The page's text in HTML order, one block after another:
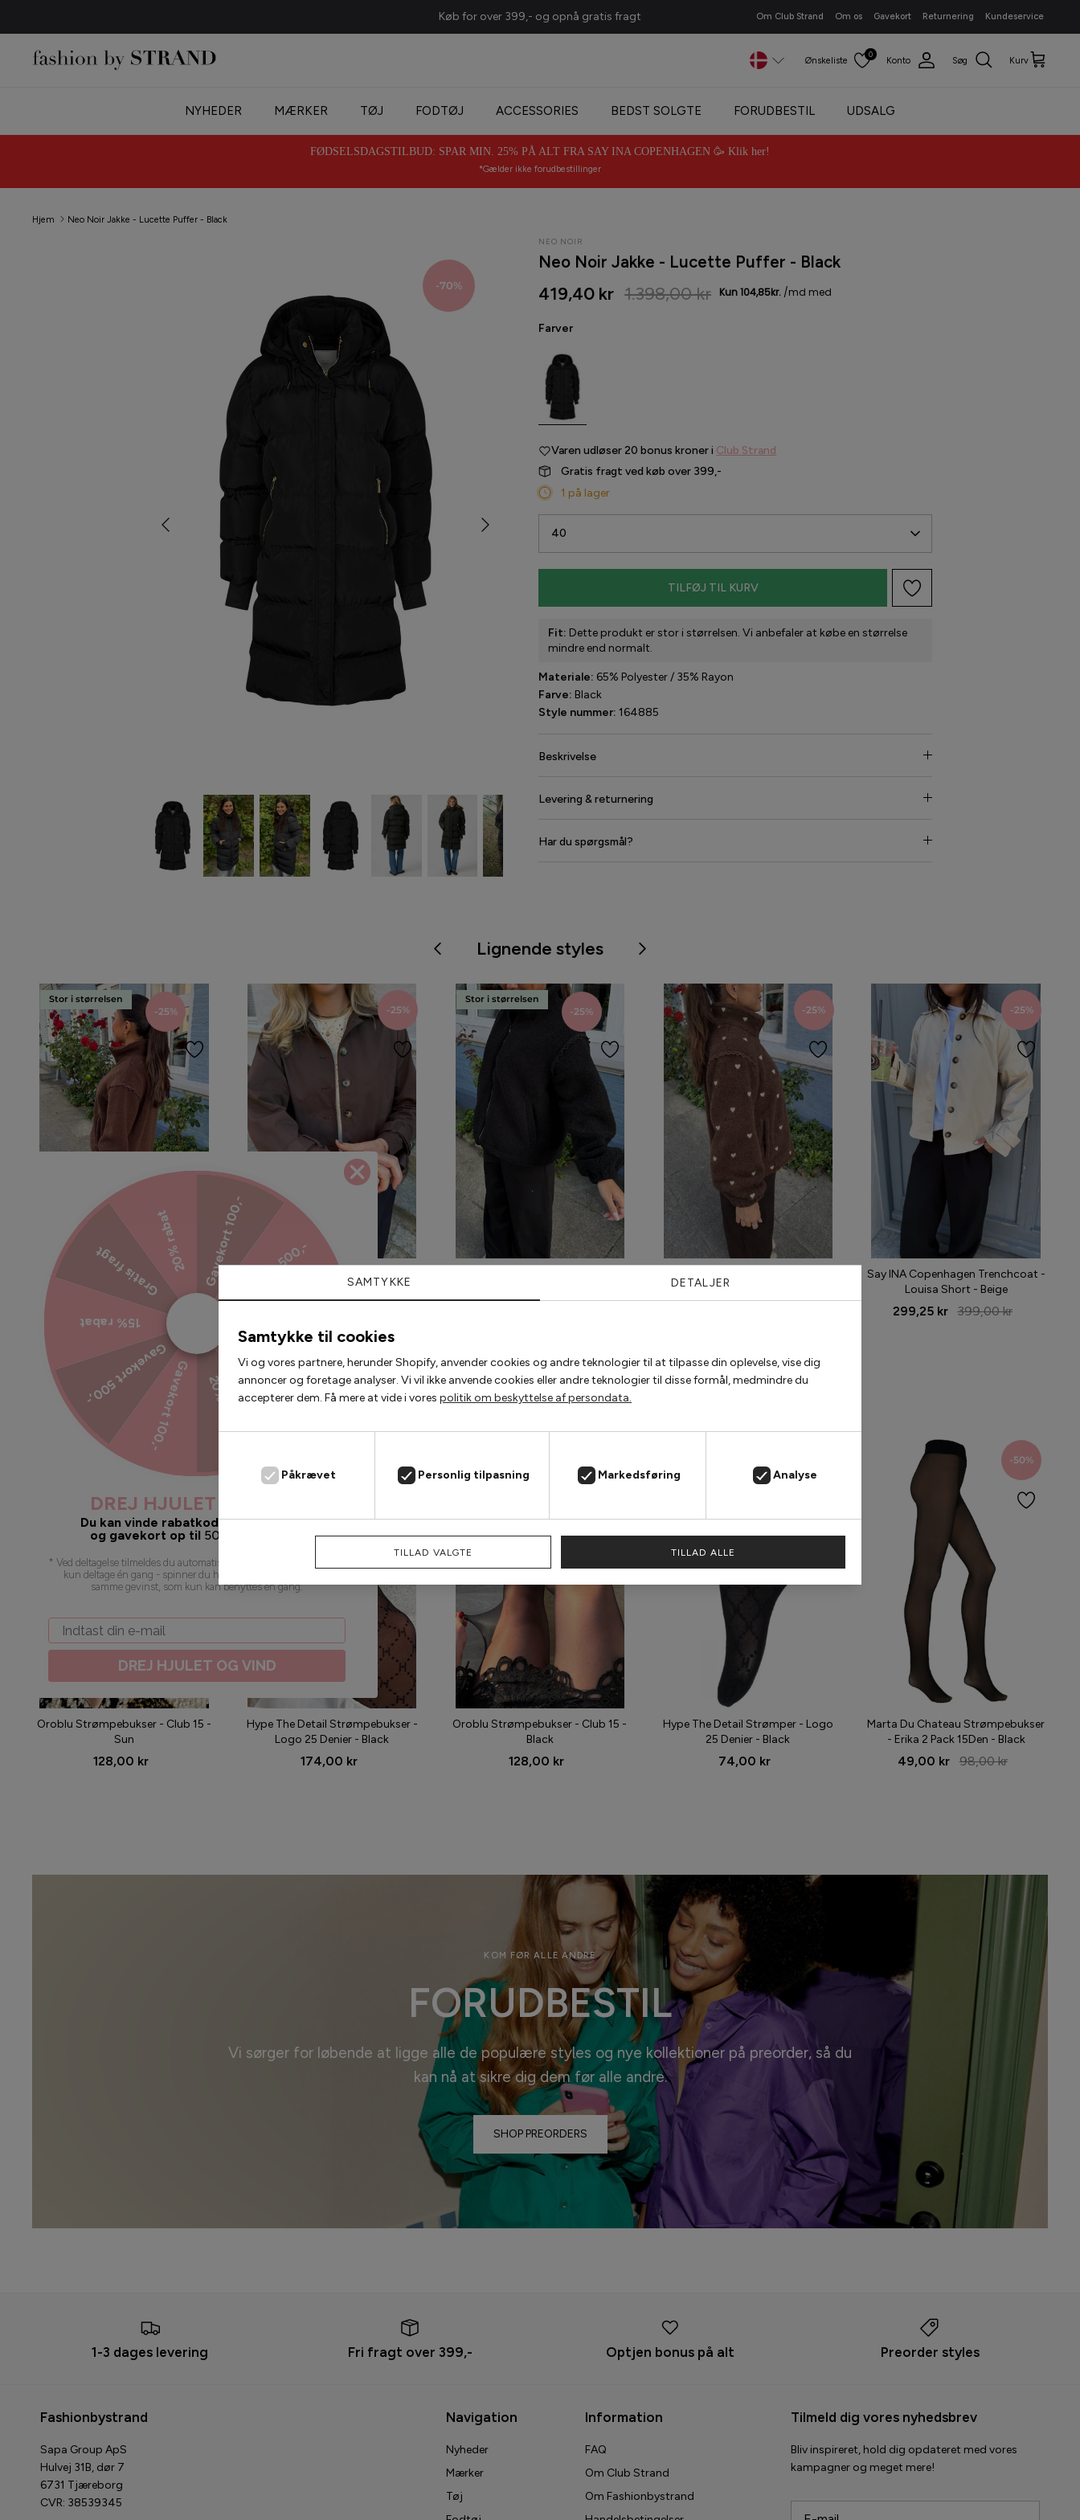
Køb for over 399,- og opnå gratis fragt Om Club Strand Om os Gavekort Returnering Kundeservice
Ønskeliste
0
Konto Søg Kurv
NYHEDER MÆRKER TØJ FODTØJ ACCESSORIES BEDST SOLGTE FORUDBESTIL UDSALG
FØDSELSDAGSTILBUD: SPAR MIN. 25% PÅ ALT FRA SAY INA COPENHAGEN 🥳 Klik her!
*Gælder ikke forudbestillinger
SAMTYKKE DETALJER
Samtykke til cookies
Vi og vores partnere, herunder Shopify, anvender cookies og andre teknologier til at tilpasse din oplevelse, vise dig
annoncer og foretage analyser. Vi vil ikke anvende cookies eller andre teknologier til disse formål, medmindre du
accepterer dem. Få mere at vide i vores politik om beskyttelse af persondata.
Påkrævet Personlig tilpasning Markedsføring Analyse
TILLAD VALGTE TILLAD ALLE
Hjem Neo Noir Jakke - Lucette Puffer - Black
-70%
NEO NOIR
Neo Noir Jakke - Lucette Puffer - Black
419,40 kr 1.398,00 kr
Farver
Varen udløser 20 bonus kroner i Club Strand
Gratis fragt ved køb over 399,-
1 på lager
40
TILFØJ TIL KURV
Fit: Dette produkt er stor i størrelsen. Vi anbefaler at købe en størrelse
mindre end normalt.
Materiale: 65% Polyester / 35% Rayon
Farve: Black
Style nummer: 164885
Beskrivelse
Levering & returnering
Har du spørgsmål?
Lignende styles
Stor i størrelsen
-25%
Say INA Copenhagen Fleece Jakke -
Fia - Brown
499,00 kr
-25%
Louisa Short - Chocolate Brown
Stor i størrelsen
-25% -25%
Fia - Dark Brown W. Beige
Embroidery Hearts
-25%
Say INA Copenhagen Trenchcoat -
Louisa Short - Beige
299,25 kr 399,00 kr
Populære accessories
Oroblu Strømpebukser - Club 15 -
Sun
128,00 kr
Hype The Detail Strømpebukser -
Logo 25 Denier - Black
174,00 kr
Oroblu Strømpebukser - Club 15 -
Black
128,00 kr
Hype The Detail Strømper - Logo
25 Denier - Black
74,00 kr
-50%
Marta Du Chateau Strømpebukser
- Erika 2 Pack 15Den - Black
49,00 kr 98,00 kr
KOM FØR ALLE ANDRE
FORUDBESTIL
Vi sørger for løbende at ligge alle de populære styles og nye kollektioner på preorder, så du
kan nå at sikre dig dem før alle andre.
SHOP PREORDERS
1-3 dages levering Fri fragt over 399,- Optjen bonus på alt Preorder styles
Fashionbystrand
Sapa Group ApS
Hulvej 31B, dør 7
6731 Tjæreborg
CVR: 38539345
Navigation
Nyheder
Mærker
Tøj
Information
FAQ
Om Club Strand
Om Fashionbystrand
Tilmeld dig vores nyhedsbrev
Bliv inspireret, hold dig opdateret med vores
kampagner og meget mere!
Gavekort 100,-
Gavekort 500,-
Gratis fragt
20% rabat
Gavekort 100,-
Gavekort 500,-
15% rabat
Gratis fragt20% rabat
DREJ HJULET OG VIND
Du kan vinde rabatkoder, gratis fragt
og gavekort op til 500
* Ved deltagelse tilmeldes du automatisk vores nyhedsbrev. Du kan
kun deltage én gang - spinner du hjulet flere gange, vil du få
samme gevinst, som kun kan benyttes én gang.
Email
DREJ HJULET OG VIND